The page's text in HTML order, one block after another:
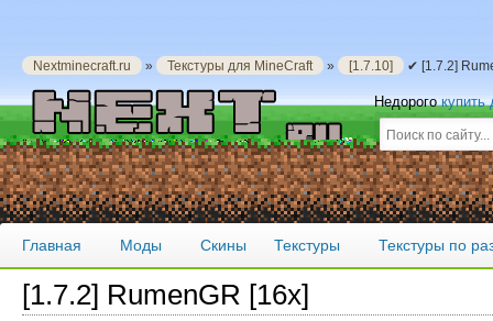
Nextminecraft.ru » Текстуры для MineCraft » [1.7.10] ✔ [1.7.2]
Недорогокупить
Главная Моды Скины Текстуры Текстуры по
[1.7.2] RumenGR [16x]